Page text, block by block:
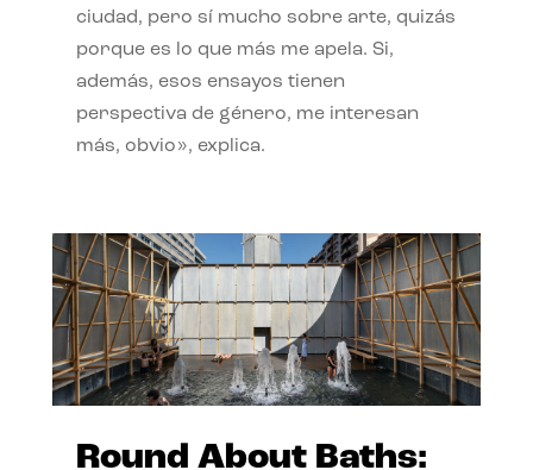
ciudad, pero sí mucho sobre arte, quizás
porque es lo que más me apela. Si,
además, esos ensayos tienen
perspectiva de género, me interesan
más, obvio», explica.
Round About Baths: